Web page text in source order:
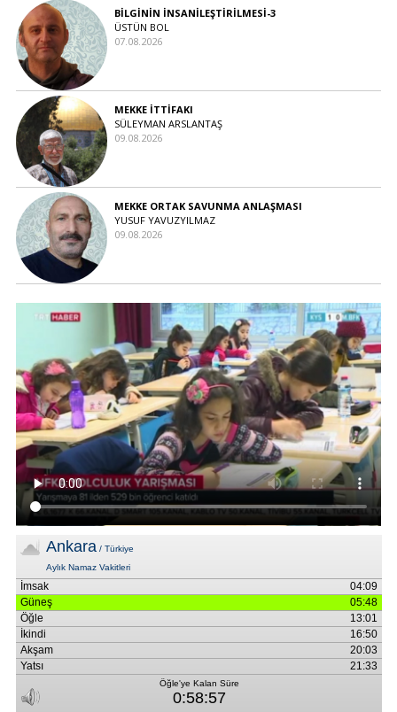
BİLGİNİN İNSANİLEŞTİRİLMESİ-3
ÜSTÜN BOL
07.08.2026
MEKKE İTTİFAKI
SÜLEYMAN ARSLANTAŞ
09.08.2026
MEKKE ORTAK SAVUNMA ANLAŞMASI
YUSUF YAVUZYILMAZ
09.08.2026